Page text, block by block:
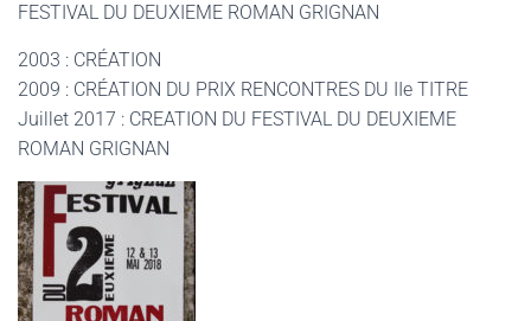
FESTIVAL DU DEUXIEME ROMAN GRIGNAN
2003 : CRÉATION
2009 : CRÉATION DU PRIX RENCONTRES DU IIe TITRE
Juillet 2017 : CREATION DU FESTIVAL DU DEUXIEME
ROMAN GRIGNAN